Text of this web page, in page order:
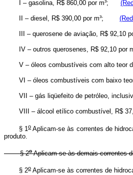
I – gasolina, R$ 860,00 por m³;
II – diesel, R$ 390,00 por m³;
III – querosene de aviação, R$
IV – outros querosenes, R$ 92,10
V – óleos combustíveis com alto
VI – óleos combustíveis com baixo
VII – gás liqüefeito de petróleo,
VIII – álcool etílico combustível, R$
§ 1oAplicam-se às correntes de
produto.
§ 2oAplicam-se às demais correntes
§ 2o Aplicam-se às correntes de